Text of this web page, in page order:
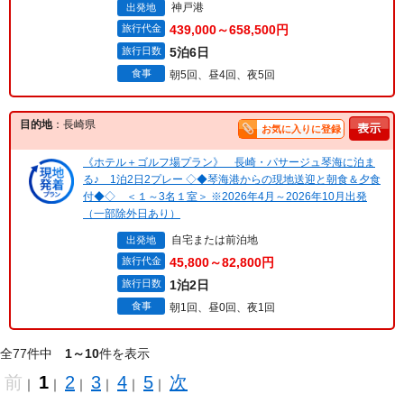
出発地 神戸港
旅行代金 439,000～658,500円
旅行日数 5泊6日
食事 朝5回、昼4回、夜5回
目的地：長崎県 お気に入りに登録
《ホテル＋ゴルフ場プラン》 長崎・パサージュ琴海に泊ま
る♪ 1泊2日2プレー ◇◆琴海港からの現地送迎と朝食＆夕食
付◆◇ ＜１～3名１室＞ ※2026年4月～2026年10月出発
（一部除外日あり）
出発地 自宅または前泊地
旅行代金 45,800～82,800円
旅行日数 1泊2日
食事 朝1回、昼0回、夜1回
全77件中 1～10件を表示
前 ｜ 1 ｜ 2 ｜ 3 ｜ 4 ｜ 5 ｜ 次